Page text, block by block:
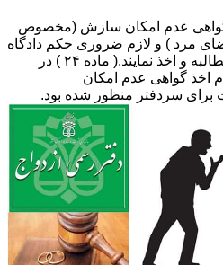
گواهی عدم امکان سازش (مخصوص
مرد ) و لازم ضروری حکم دادگاه
(در طلاق به تقاضای زن ) را مطالبه و اخذ نمایند.( ماده ۲۴ ) در
اخذ گواهی عدم امکان
سردفتر منظور شده بود.